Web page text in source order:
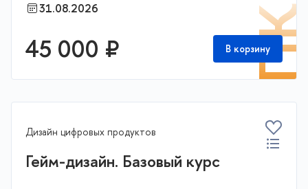
31.08.2026
45 000 ₽ В корзину
Дизайн цифровых продуктов
Гейм-дизайн. Базовый курс